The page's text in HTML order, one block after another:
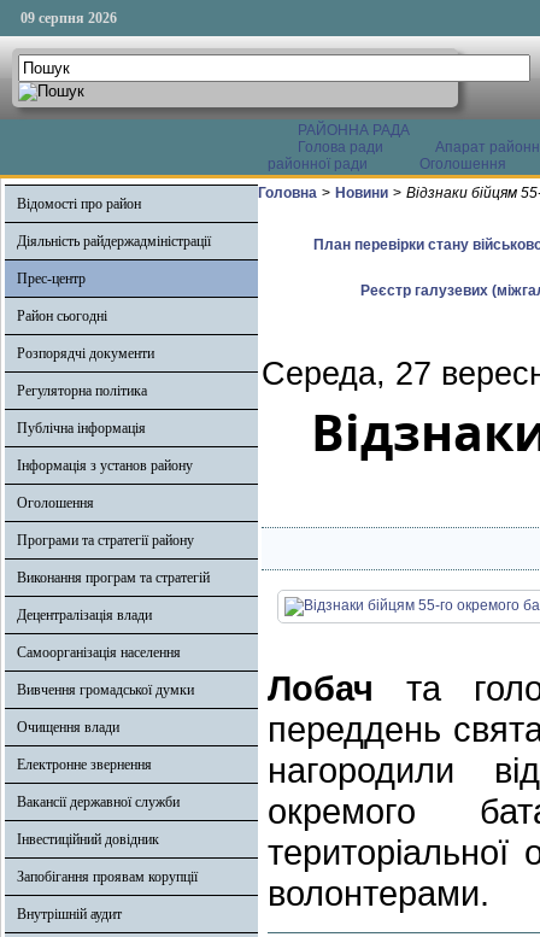
09 серпня 2026
РАЙОННА РАДА
Голова ради
Апарат
районної ради
Оголошення
Відомості про район
Діяльність райдержадміністрації
Прес-центр
Район сьогодні
Розпорядчі документи
Регуляторна політика
Публічна інформація
Інформація з установ району
Оголошення
Програми та стратегії району
Виконання програм та стратегій
Децентралізація влади
Самоорганізація населення
Вивчення громадської думки
Очищення влади
Електронне звернення
Вакансії державної служби
Інвестиційний довідник
Запобігання проявам корупції
Внутрішній аудит
Головна > Новини > Відзнаки бійцям
План перевірки стану
Реєстр галузевих
Середа, 27
Лобач та
переддень
нагородили
окремого
волонтерами.